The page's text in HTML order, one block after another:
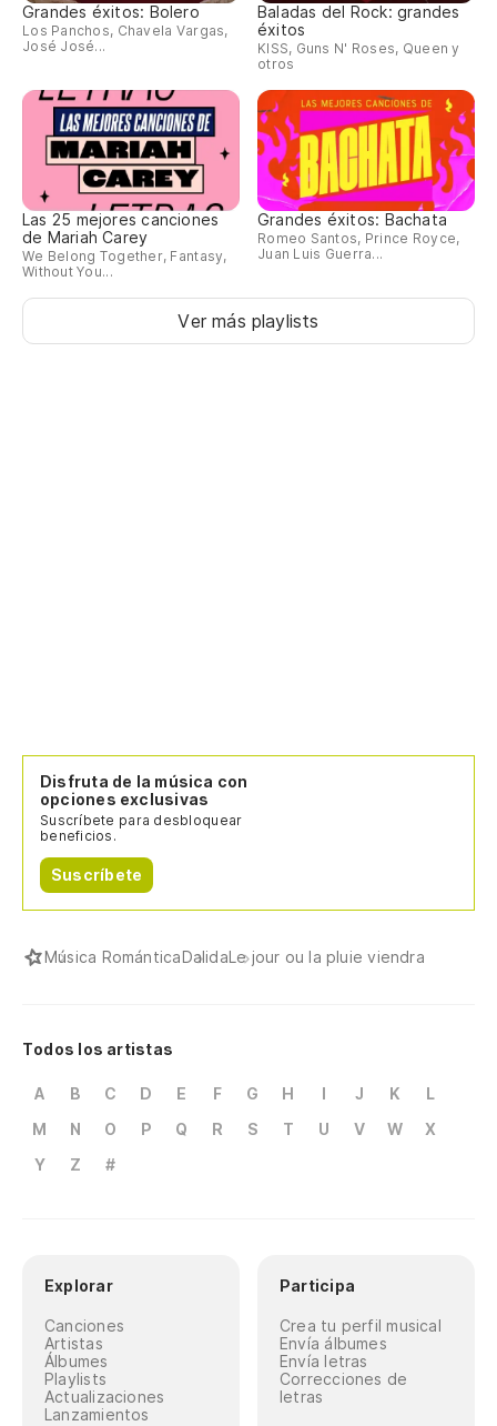
Grandes éxitos: Bolero
Los Panchos, Chavela Vargas,
José José...
Baladas del Rock: grandes
éxitos
KISS, Guns N' Roses, Queen y
otros
Las 25 mejores canciones
de Mariah Carey
We Belong Together, Fantasy,
Without You...
Grandes éxitos: Bachata
Romeo Santos, Prince Royce,
Juan Luis Guerra...
Ver más playlists
Disfruta de la música con
opciones exclusivas
Suscríbete para desbloquear
beneficios.
Suscríbete
Música RománticaDalidaLe jour ou la pluie viendra
Todos los artistas
A B C D E F G H I J K
L
M
N O P Q R S T U V W
X
Y
Z #
Explorar
Canciones
Artistas
Álbumes
Playlists
Actualizaciones
Lanzamientos
Participa
Crea tu perfil musical
Envía álbumes
Envía letras
Correcciones de
letras